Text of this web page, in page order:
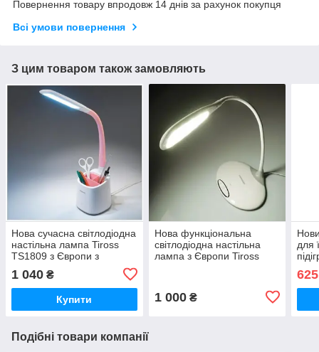
Повернення товару впродовж 14 днів за рахунок покупця
Всі умови повернення
З цим товаром також замовляють
Нова сучасна світлодіодна
настільна лампа Tiross
TS1809 з Європи з
1 040 ₴
Купити
Нова функціональна
світлодіодна настільна
лампа з Європи Tiross
1 000₴
для
Подібні товари компанії